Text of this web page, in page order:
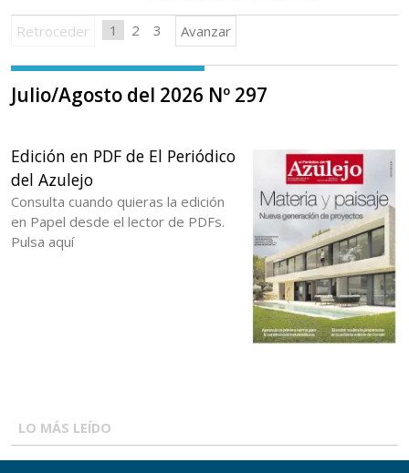
Retroceder 1 2 3 Avanzar
Julio/Agosto del 2026 Nº 297
Edición en PDF de El Periódico
del Azulejo
Consulta cuando quieras la edición
en Papel desde el lector de PDFs.
Pulsa aquí
LO MÁS LEÍDO